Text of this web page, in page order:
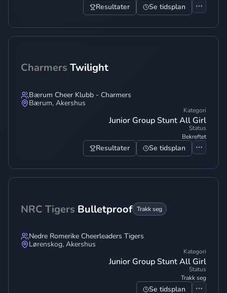
Resultater Se tidsplan
Charmers Twilight
Bærum Cheer Klubb - Charmers
Bærum, Akershus
Kategori
Junior Group Stunt All Girl
Status
Bekreftet
Resultater Se tidsplan
NRC Tigers Bulletproof Trakk seg
Nedre Romerike Cheerleaders Tigers
Lørenskog, Akershus
Kategori
Junior Group Stunt All Girl
Status
Trakk seg
Se tidsplan